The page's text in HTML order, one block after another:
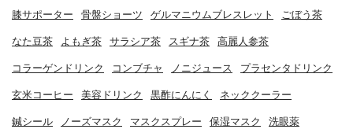
膝サポーター 骨盤ショーツ ゲルマニウムブレスレット ごぼう茶
なた豆茶 よもぎ茶 サラシア茶 スギナ茶 高麗人参茶
コラーゲンドリンク コンブチャ ノニジュース プラセンタドリンク
玄米コーヒー 美容ドリンク 黒酢にんにく ネッククーラー
鍼シール ノーズマスク マスクスプレー 保湿マスク 洗眼薬